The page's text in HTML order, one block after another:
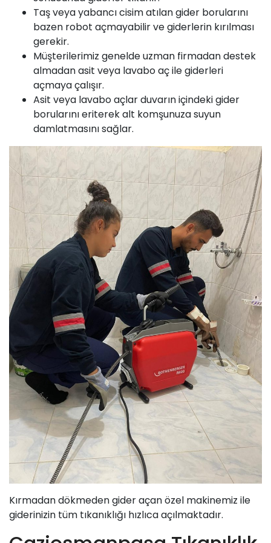
Taş veya yabancı cisim atılan gider borularını
bazen robot açmayabilir ve giderlerin kırılması
gerekir.
Müşterilerimiz genelde uzman firmadan destek
almadan asit veya lavabo aç ile giderleri
açmaya çalışır.
Asit veya lavabo açlar duvarın içindeki gider
borularını eriterek alt komşunuza suyun
damlatmasını sağlar.
Kırmadan dökmeden gider açan özel makinemiz ile
giderinizin tüm tıkanıklığı hızlıca açılmaktadır.